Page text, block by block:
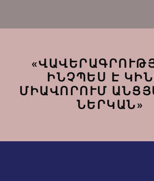
ԻՆՉՊԵՍ Է
ՄԻԱՎՈՐՈՒՄ
ՆԵՐԿԱՆ»